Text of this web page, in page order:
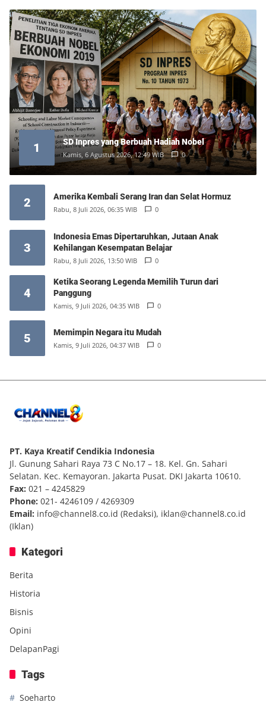
1 SD Inpres yang Berbuah Hadiah Nobel
Kamis, 6 Agustus 2026, 12:49 WIB 0
2 Amerika Kembali Serang Iran dan Selat Hormuz
Rabu, 8 Juli 2026, 06:35 WIB 0
3
Indonesia Emas Dipertaruhkan, Jutaan Anak
Kehilangan Kesempatan Belajar
Rabu, 8 Juli 2026, 13:50 WIB 0
4
Ketika Seorang Legenda Memilih Turun dari
Panggung
Kamis, 9 Juli 2026, 04:35 WIB 0
5 Memimpin Negara itu Mudah
Kamis, 9 Juli 2026, 04:37 WIB 0
PT. Kaya Kreatif Cendikia Indonesia
Jl. Gunung Sahari Raya 73 C No.17 – 18. Kel. Gn. Sahari
Selatan. Kec. Kemayoran. Jakarta Pusat. DKI Jakarta 10610.
Fax: 021 – 4245829
Phone: 021- 4246109 / 4269309
Email: info@channel8.co.id (Redaksi), iklan@channel8.co.id
(Iklan)
Kategori
Berita
Historia
Bisnis
Opini
DelapanPagi
Tags
Soeharto